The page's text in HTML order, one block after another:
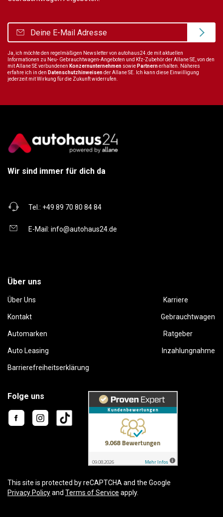
Ja, ich möchte den regelmäßigen Newsletter von autohaus24.de mit aktuellen
Informationen zu Neu- Gebrauchtwagen-Angeboten und Kfz-Zubehör der Allane SE, von den
mit Allane SE verbundenen Konzernunternehmen sowie Partnernerhalten. Näheres
erfahre ich in den Datenschutzhinweisender Allane SE. Ich kann diese Einwilligung
jederzeit mit Wirkung für die Zukunft widerrufen.
Wir sind immer für dich da
Tel.: +49 89 70 80 84 84
E-Mail: info@autohaus24.de
Über uns
Über Uns Karriere
Kontakt Gebrauchtwagen
Automarken Ratgeber
Auto Leasing Inzahlungnahme
Barrierefreiheitserklärung
Folge uns
This site is protected by reCAPTCHA and the Google
Privacy Policyand Terms of Service apply.